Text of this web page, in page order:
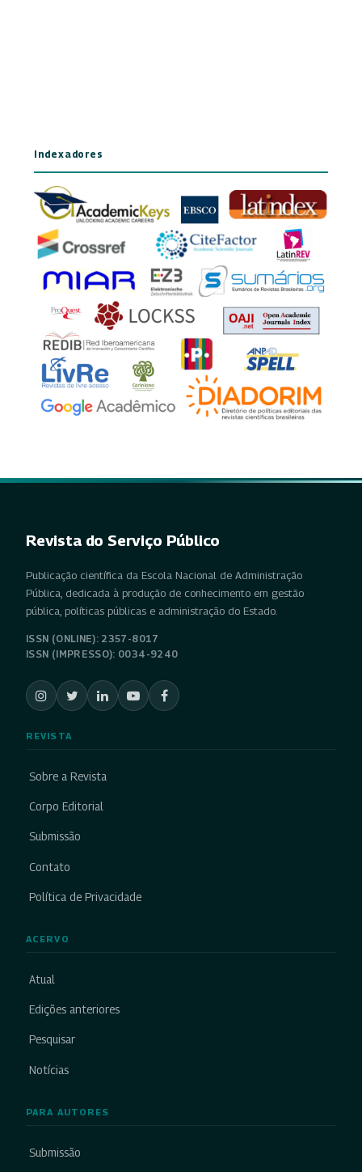
Indexadores
Revista do Serviço Público
Publicação científica da Escola Nacional de Administração
Pública, dedicada à produção de conhecimento em gestão
pública, políticas públicas e administração do Estado.
ISSN (ONLINE): 2357-8017
ISSN (IMPRESSO): 0034-9240
REVISTA
Sobre a Revista
Corpo Editorial
Submissão
Contato
Política de Privacidade
ACERVO
Atual
Edições anteriores
Pesquisar
Notícias
PARA AUTORES
Submissão